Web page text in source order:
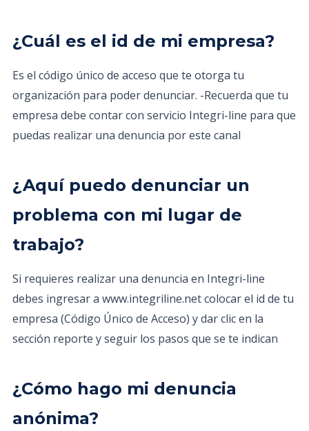
¿Cuál es el id de mi empresa?
Es el código único de acceso que te otorga tu
organización para poder denunciar. -Recuerda que tu
empresa debe contar con servicio Integri-line para que
puedas realizar una denuncia por este canal
¿Aquí puedo denunciar un
problema con mi lugar de
trabajo?
Si requieres realizar una denuncia en Integri-line
debes ingresar a www.integriline.net colocar el id de tu
empresa (Código Único de Acceso) y dar clic en la
sección reporte y seguir los pasos que se te indican
¿Cómo hago mi denuncia
anónima?